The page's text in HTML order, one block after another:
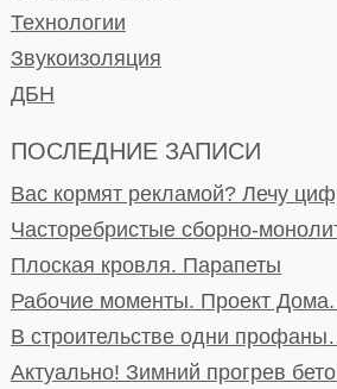
Технологии
Звукоизоляция
ДБН
ПОСЛЕДНИЕ ЗАПИСИ
Вас кормят рекламой? Лечу
Часторебристые сборно-
Плоская кровля. Парапеты
Рабочие моменты. Проект
В строительстве одни
Актуально! Зимний прогрев